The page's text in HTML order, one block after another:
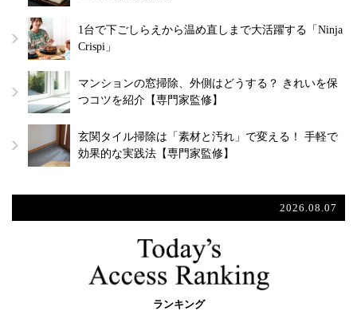
1台で下ごしらえから温め直しまで大活躍する「Ninja
Crispi」
マンションの窓掃除、外側はどうする？ きれいを保
つコツを紹介【専門家監修】
玄関タイル掃除は「素材と汚れ」で変える！ 手軽で
効果的な実践法【専門家監修】
2026.08.07
ランキング